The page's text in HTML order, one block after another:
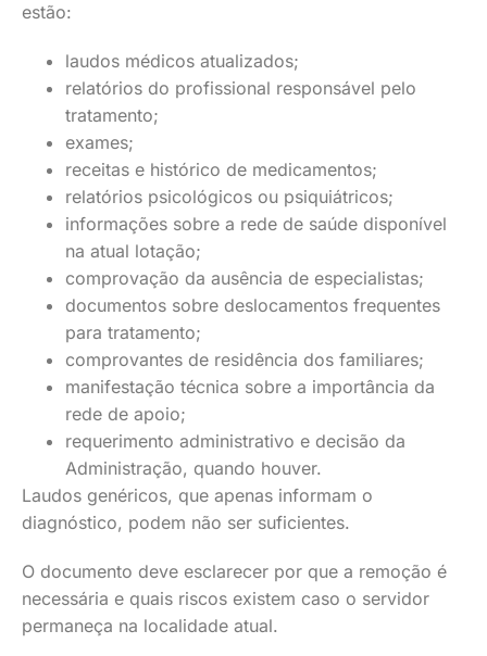
estão:
laudos médicos atualizados;
relatórios do profissional responsável pelo
tratamento;
exames;
receitas e histórico de medicamentos;
relatórios psicológicos ou psiquiátricos;
informações sobre a rede de saúde disponível
na atual lotação;
comprovação da ausência de especialistas;
documentos sobre deslocamentos frequentes
para tratamento;
comprovantes de residência dos familiares;
manifestação técnica sobre a importância da
rede de apoio;
requerimento administrativo e decisão da
Administração, quando houver.
Laudos genéricos, que apenas informam o
diagnóstico, podem não ser suficientes.
O documento deve esclarecer por que a remoção é
necessária e quais riscos existem caso o servidor
permaneça na localidade atual.